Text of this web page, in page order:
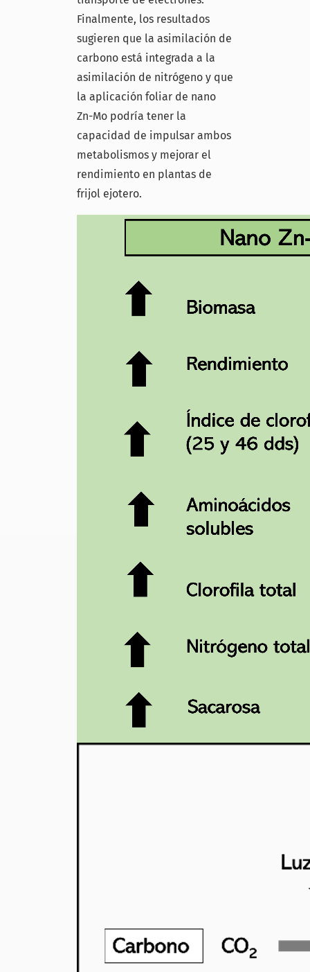
Finalmente, los resultados
sugieren que la asimilación de
carbono está integrada a la
asimilación de nitrógeno y que
la aplicación foliar de nano
Zn-Mo podría tener la
capacidad de impulsar ambos
metabolismos y mejorar el
rendimiento en plantas de
frijol ejotero.